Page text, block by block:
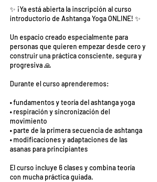
o
✨ ¡Ya está abierta la inscripción al curso
introductorio de Ashtanga Yoga ONLINE! ✨
Un espacio creado especialmente para
personas que quieren empezar desde cero y
construir una práctica consciente, segura y
progresiva 🙏
Durante el curso aprenderemos:
• fundamentos y teoría del ashtanga yoga
• respiración y sincronización del
movimiento
• parte de la primera secuencia de ashtanga
• modificaciones y adaptaciones de las
asanas para principiantes
El curso incluye 6 clases y combina teoría
con mucha práctica guiada.